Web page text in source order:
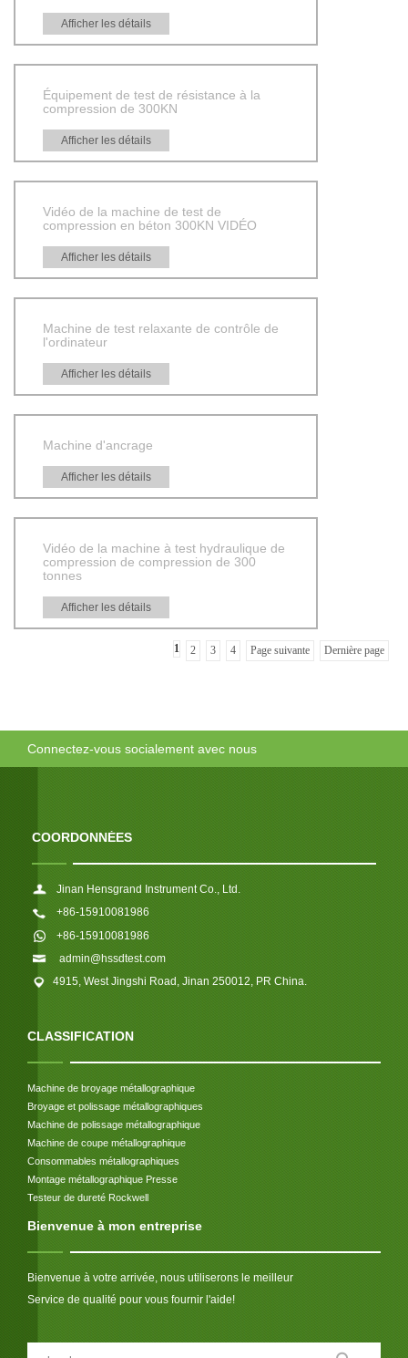
Afficher les détails
Équipement de test de résistance à la
compression de 300KN
Afficher les détails
Vidéo de la machine de test de
compression en béton 300KN VIDÉO
Afficher les détails
Machine de test relaxante de contrôle de
l'ordinateur
Afficher les détails
Machine d'ancrage
Afficher les détails
Vidéo de la machine à test hydraulique de
compression de compression de 300
tonnes
Afficher les détails
1 2 3 4 Page suivante Dernière page
Connectez-vous socialement avec nous
COORDONNÉES
Jinan Hensgrand Instrument Co., Ltd.
+86-15910081986
+86-15910081986
admin@hssdtest.com
4915, West Jingshi Road, Jinan 250012, PR China.
CLASSIFICATION
Machine de broyage métallographique
Broyage et polissage métallographiques
Machine de polissage métallographique
Machine de coupe métallographique
Consommables métallographiques
Montage métallographique Presse
Testeur de dureté Rockwell
Bienvenue à mon entreprise
Bienvenue à votre arrivée, nous utiliserons le meilleur
Service de qualité pour vous fournir l'aide!